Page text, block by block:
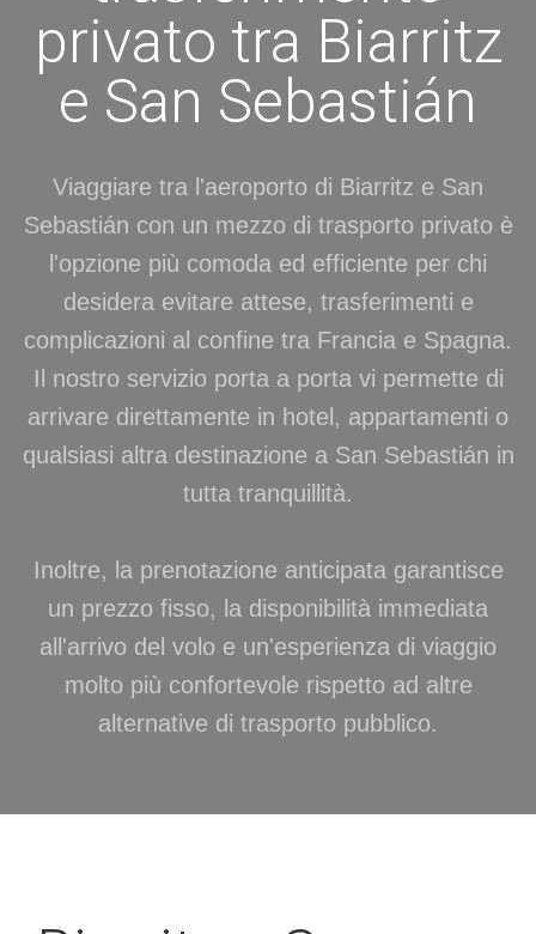
privato tra Biarritz
e San Sebastián
Viaggiare tra l'aeroporto di Biarritz e San
Sebastián con un mezzo di trasporto privato è
l'opzione più comoda ed efficiente per chi
desidera evitare attese, trasferimenti e
complicazioni al confine tra Francia e Spagna.
Il nostro servizio porta a porta vi permette di
arrivare direttamente in hotel, appartamenti o
qualsiasi altra destinazione a San Sebastián in
tutta tranquillità.
Inoltre, la prenotazione anticipata garantisce
un prezzo fisso, la disponibilità immediata
all'arrivo del volo e un'esperienza di viaggio
molto più confortevole rispetto ad altre
alternative di trasporto pubblico.